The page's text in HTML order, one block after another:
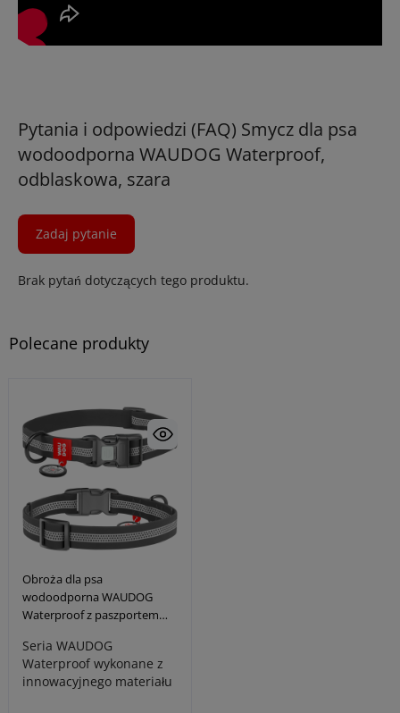
Pytania i odpowiedzi (FAQ) Smycz dla psa
wodoodporna WAUDOG Waterproof,
odblaskowa, szara
Zadaj pytanie
Brak pytań dotyczących tego produktu.
Polecane produkty
Obroża dla psa
wodoodporna WAUDOG
Waterproof z paszportem
klamra fastex, szara
Seria WAUDOG
Waterproof wykonane z
innowacyjnego materiału